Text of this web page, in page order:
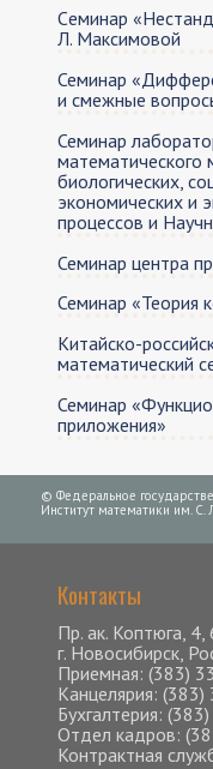
Cеминар
Л. Максимовой
Семинар
и смежные
Семинар
математического
биологических,
экономических и
процессов и
Семинар центра
Семинар «Теория
Китайско-
математический
Семинар
приложения»
© Федеральное
Институт математики им. С.
Контакты
Пр. ак. Коптюга,
г. Новосибирск,
Приемная: (383)
Канцелярия:
Бухгалтерия:
Отдел кадров:
Контрактная